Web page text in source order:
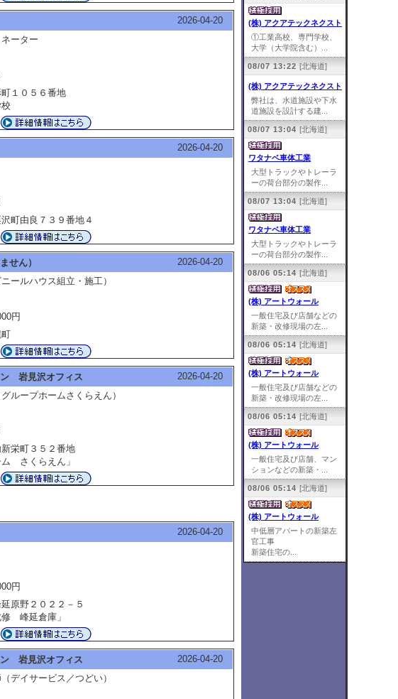
2026-04-20
ーター
１０５６番地
2026-04-20
町由良７３９番地４
せん）
2026-04-20
ールハウス組立・施工）
円
岩見沢オフィス
2026-04-20
ループホームさくらえん）
栄町３５２番地
さくらえん」
2026-04-20
円
原野２０２２－５
峰延倉庫」
岩見沢オフィス
2026-04-20
デイサービス／つどい）
(株) アクアテックネクスト
①工業高校、専門学校、
大学（大学院含む）...
08/07 13:22 [北海道]
(株) アクアテックネクスト
弊社は、水道施設や下水
道施設を設計する建...
08/07 13:04 [北海道]
ワタナベ車体工業
大型トラックやトレーラ
ーの荷台部分の製作...
08/07 13:04 [北海道]
ワタナベ車体工業
大型トラックやトレーラ
ーの荷台部分の製作...
08/06 05:14 [北海道]
(株) アートウォール
一般住宅及び店舗などの
新築・改修現場の左...
08/06 05:14 [北海道]
(株) アートウォール
一般住宅及び店舗などの
新築・改修現場の左...
08/06 05:14 [北海道]
(株) アートウォール
一般住宅及び店舗、マン
ションなどの新築・...
08/06 05:14 [北海道]
(株) アートウォール
中低層アパートの新築左
官工事
新築住宅の...